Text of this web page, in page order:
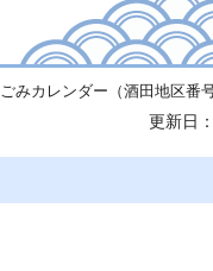
ごみカレンダー（酒田地区番号
更新日